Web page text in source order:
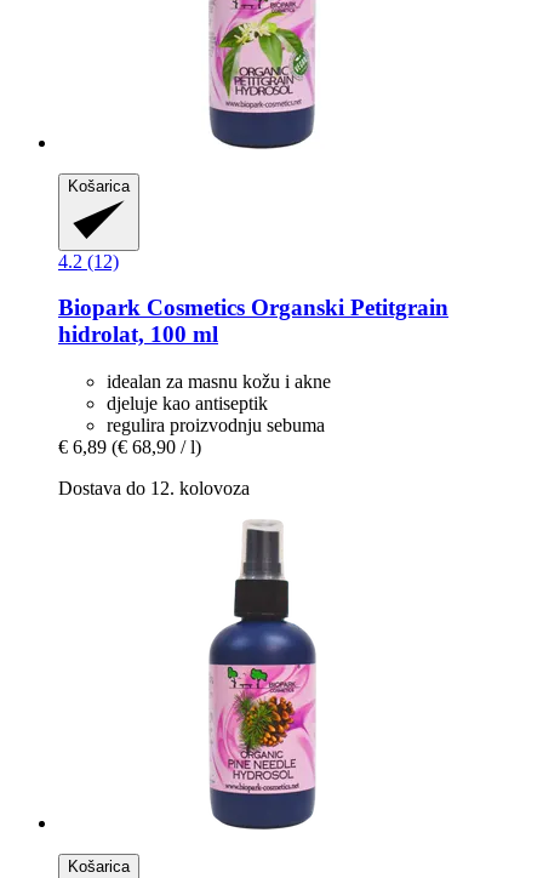
Košarica
4.2 (12)
Biopark Cosmetics Organski Petitgrain
hidrolat, 100 ml
idealan za masnu kožu i akne
djeluje kao antiseptik
regulira proizvodnju sebuma
€ 6,89 (€ 68,90 / l)
Dostava do 12. kolovoza
Košarica